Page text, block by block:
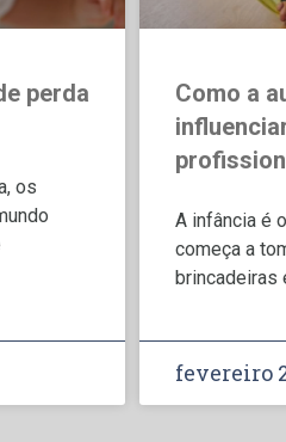
perda
os
Como a
A infância é
começa a
brincadeiras
fevereiro